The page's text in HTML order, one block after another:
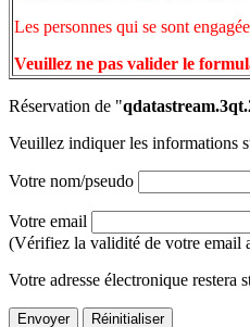
Les personnes qui se sont
Veuillez ne pas valider le
Réservation de "
Veuillez indiquer les informations
Votre nom/pseudo
Votre email
(Vérifiez la validité de votre email
Votre adresse électronique restera